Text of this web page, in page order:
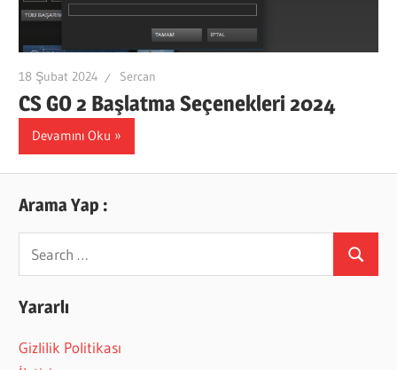
18 Şubat 2024 Sercan
CS GO 2 Başlatma Seçenekleri 2024
Devamını Oku
Arama Yap :
Search
for:
Search
Yararlı
Gizlilik Politikası